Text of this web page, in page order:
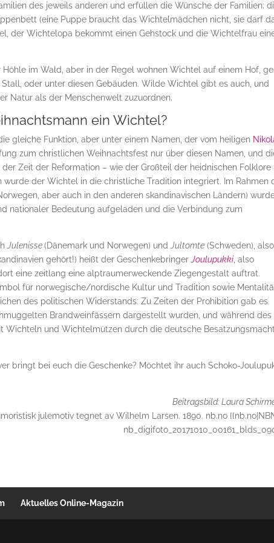
des jeweils anderen und erfüllen die Wünsche der Familien:
(eine Puppe braucht das Wichtelmädchen nicht, sie darf
der Wichtelopa bekommt einen Gehstock und die Wichtelfrau
im Wald, aber in der Regel wohnen Wichtel auf einem Hof,
oder unter diesen Gebäuden. Wilde Wichtel gibt es auch, und
Natur als der Menschenwelt zuzuordnen.
ein Wichtel?
gleiche Funktion, aber unter einem Namen, der vom heiligen
zum christlichen Weihnachtsfest nur über diesen Namen, und
Zeit der Reformation – wie der Großteil der heidnischen Folklore
der Wichtel in die christliche Tradition integriert. Im Rahmen
aber auch in den anderen skandinavischen Ländern)
nationaler Bedeutung aufgeladen und die Verbindung zum
Julenisse(Dänemark und Norwegen) und Jultomte (Schweden), also
gehört!) heißt der Geschenkebringer Joulupukki , also
eine zeitlang eine alptraumerweckende Ziegengestalt auftrat.
für norwegische/nordische Kultur und Tradition sowie
des politischen Widerstands: Zu Zeiten der Prohibition gab es
Brandweinfässern dargestellt wurden, und während des
Wichteln und Wichtelmützen durch die deutsche Besatzungsmacht
bringt bei euch die Geschenke? Möchtet ihr auch Schoko-
Beitragsbild: Laura
julemotiv tegnet av Wilhelm Larsen. 1890. nb.no
Aktuelles Online-Magazin